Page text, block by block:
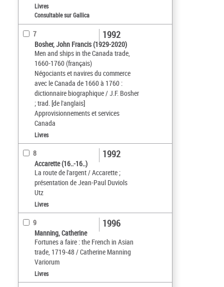
Livres
Consultable sur Gallica
7
Bosher, John Francis (1929-2020)
Men and ships in the Canada trade,
1660-1760 (français)
Négociants et navires du commerce
avec le Canada de 1660 à 1760 :
dictionnaire biographique / J.F. Bosher
; trad. [de l'anglais]
Approvisionnements et services
Canada
1992
Livres
8
Accarette (16..-16..)
La route de l'argent / Accarette ;
présentation de Jean-Paul Duviols
Utz
1992
Livres
9
Manning, Catherine
Fortunes a faire : the French in Asian
trade, 1719-48 / Catherine Manning
Variorum
1996
Livres